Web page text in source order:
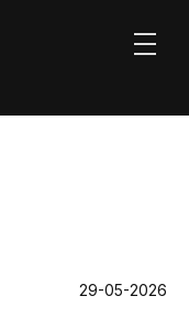
29-05-2026